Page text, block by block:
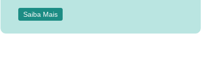
Saiba Mais